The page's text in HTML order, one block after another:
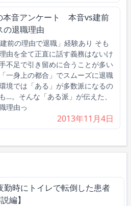
本音アンケート 本音vs建前
退職理由
前の理由で退職」経験あり そも
由を全て正直に話す義務はないけ
不足で引き留めに合うことが多い
一身上の都合」でスムーズに退職
境では「ある」が多数派になるの
…。そんな「ある派」が伝えた、
理由っ
2013年11月4日
勤時にトイレで転倒した患者
編】